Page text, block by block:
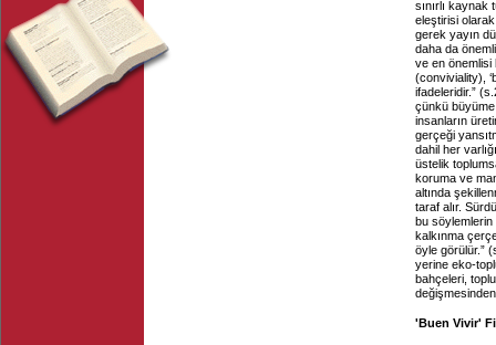
sınırlı
eleştirisi
gerek yayın
daha da
ve en önemlisi
(conviviality),
ifadeleridir.”
çünkü büyüme
insanların
gerçeği
dahil her
üstelik
koruma ve
altında
taraf alır.
bu söylemlerin
kalkınma
öyle görülür.”
yerine eko-
bahçeleri,
'Buen Vivir'